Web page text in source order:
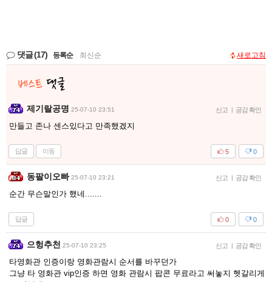
댓글(17) 등록순 최신순 새로고침
제기랄공명 25-07-10 23:51 신고 | 공감 확인
만들고 존나 센스있다고 만족했겠지
답글 이동 0
5
동팔이오빠 25-07-10 23:21 신고 | 공감 확인
순간 무슨말인가 했네.......
답글 0
0
으헝추천 25-07-10 23:25 신고 | 공감 확인
타영화관 인증이랑 영화관람시 순서를 바꾸던가
그냥 타 영화관 vip인증 하면 영화 관람시 팝콘 무료라고 써놓지 헷갈리게